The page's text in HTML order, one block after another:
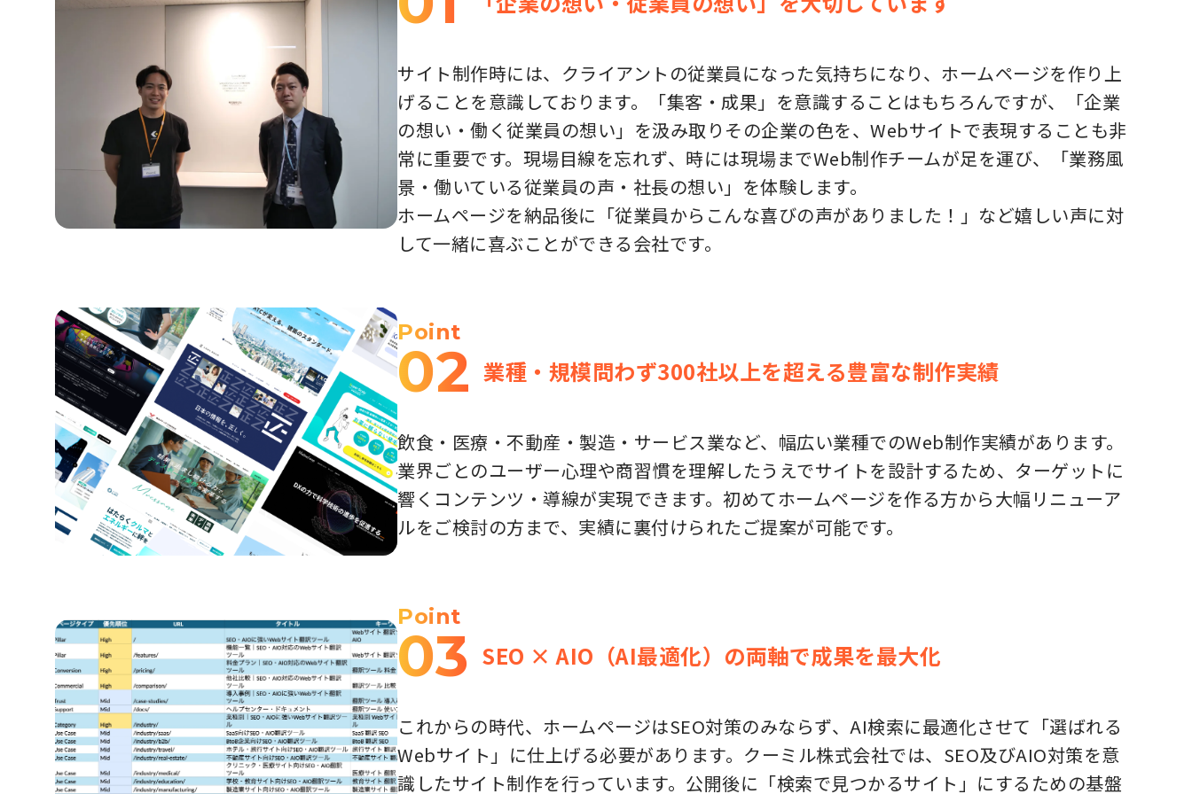
サイト制作時には、クライアントの従業員になった気持ちになり、ホームページを作り上
げることを意識しております。「集客・成果」を意識することはもちろんですが、「企業
の想い・働く従業員の想い」を汲み取りその企業の色を、Webサイトで表現することも非
常に重要です。現場目線を忘れず、時には現場までWeb制作チームが足を運び、「業務風
景・働いている従業員の声・社長の想い」を体験します。
ホームページを納品後に「従業員からこんな喜びの声がありました！」など嬉しい声に対
して一緒に喜ぶことができる会社です。
Point
02 業種・規模問わず300社以上を超える豊富な制作実績
飲食・医療・不動産・製造・サービス業など、幅広い業種でのWeb制作実績があります。
業界ごとのユーザー心理や商習慣を理解したうえでサイトを設計するため、ターゲットに
響くコンテンツ・導線が実現できます。初めてホームページを作る方から大幅リニューア
ルをご検討の方まで、実績に裏付けられたご提案が可能です。
Point
03 SEO × AIO（AI最適化）の両軸で成果を最大化
これからの時代、ホームページはSEO対策のみならず、AI検索に最適化させて「選ばれる
Webサイト」に仕上げる必要があります。クーミル株式会社では、SEO及びAIO対策を意
識したサイト制作を行っています。公開後に「検索で見つかるサイト」にするための基盤